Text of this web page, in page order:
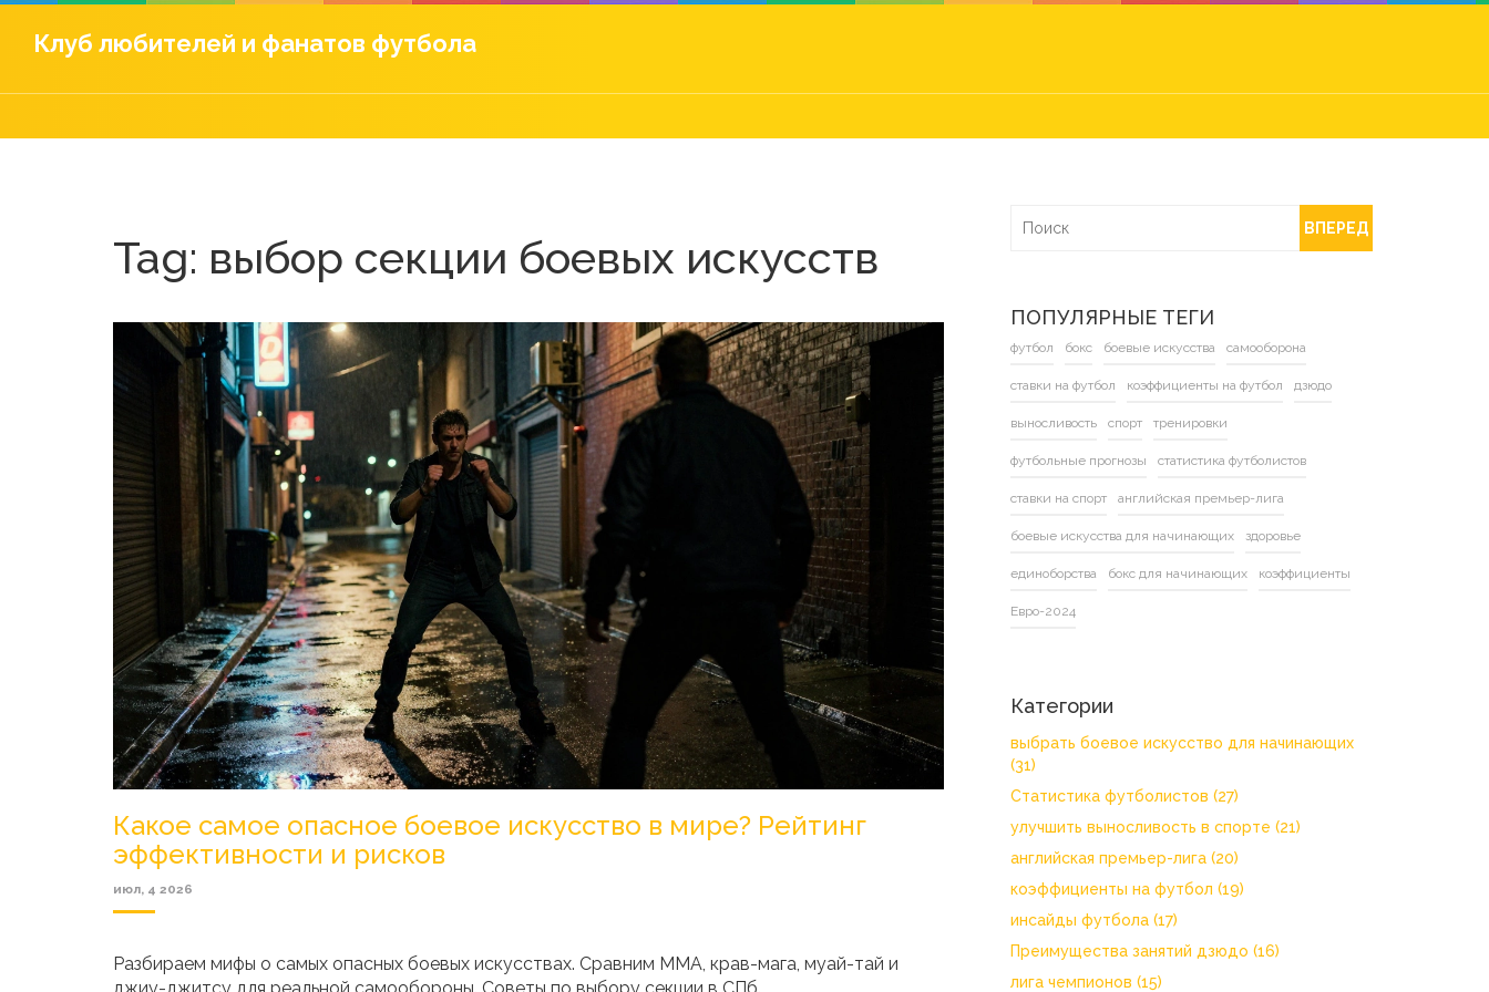
Клуб любителей и фанатов футбола
Tag: выбор секции боевых искусств
Какое самое опасное боевое искусство в мире? Рейтинг
эффективности и рисков
июл, 4 2026
Разбираем мифы о самых опасных боевых искусствах. Сравним MMA, крав-мага, муай-тай и
ВПЕРЕД
ПОПУЛЯРНЫЕ ТЕГИ
футбол бокс боевые искусства самооборона
ставки на футбол коэффициенты на футбол дзюдо
выносливость спорт тренировки
футбольные прогнозы статистика футболистов
ставки на спорт английская премьер-лига
боевые искусства для начинающих здоровье
единоборства бокс для начинающих коэффициенты
Евро-2024
Категории
выбрать боевое искусство для начинающих
(31)
Статистика футболистов (27)
улучшить выносливость в спорте (21)
английская премьер-лига (20)
коэффициенты на футбол (19)
инсайды футбола (17)
Преимущества занятий дзюдо (16)
лига чемпионов (15)